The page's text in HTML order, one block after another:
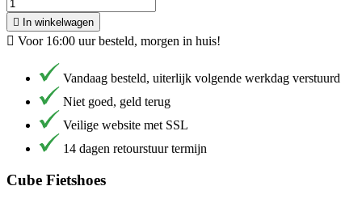
 In winkelwagen
 Voor 16:00 uur besteld, morgen in huis!
Vandaag besteld, uiterlijk volgende werkdag verstuurd
Niet goed, geld terug
Veilige website met SSL
14 dagen retourstuur termijn
Cube Fietshoes